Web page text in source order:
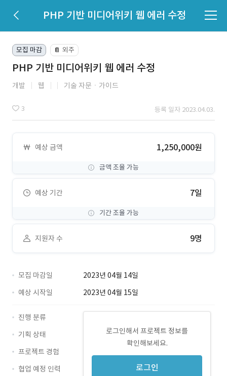
PHP 기반 미디어위키 웹 에러 수정
모집 마감 📔 외주
PHP 기반 미디어위키 웹 에러 수정
개발 웹 기술 자문ㆍ가이드
3 등록 일자 2023.04.03.
예상 금액 1,250,000원
금액 조율 가능
예상 기간 7일
기간 조율 가능
지원자 수 9명
모집 마감일
2023년 04월 14일
예상 시작일
2023년 04월 15일
로그인해서 프로젝트 정보를
확인해보세요.
로그인
진행 분류
기획 상태
프로젝트 경험
협업 예정 인력